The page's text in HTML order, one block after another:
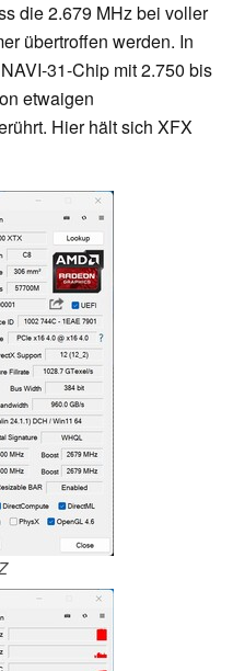
die 2.679 MHz bei voller
übertroffen werden. In
31-Chip mit 2.750 bis
etwaigen
Hier hält sich XFX